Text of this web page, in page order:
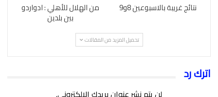
نتائج غريبة بالاسبوعين 8و9 من الهلال للأهلي : ادواردو
بين بلدين
تحميل المزيد من المقالات
اترك رد
لن يتم نشر عنوان بريدك الإلكتروني.